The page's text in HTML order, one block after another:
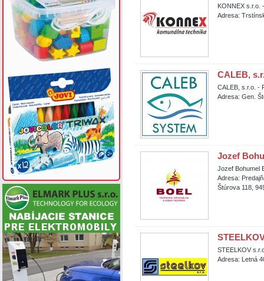
KONNEX s.r.o.
Adresa:
CALEB,
CALEB, s.r.o. -
Adresa: Gen.
Jozef
Jozef Bohumel
Adresa:
Štúrova 118,
STEELKOV
Adresa: Letná